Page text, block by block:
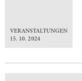
VERANSTALTUNGEN
15. 10. 2024